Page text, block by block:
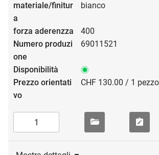
bianco
400
69011521
CHF 130.00 / 1 pezzo